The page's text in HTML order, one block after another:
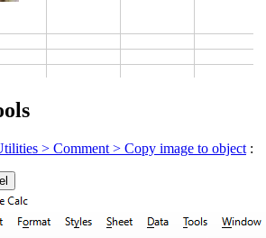
> Comment > Copy image to object :